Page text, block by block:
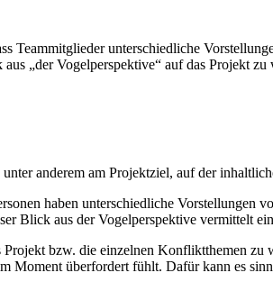
Teammitglieder unterschiedliche
„der Vogelperspektive“ auf das Projekt
anderem am Projektziel, auf der
haben unterschiedliche Vorstellungen
Blick aus der Vogelperspektive vermittelt
bzw. die einzelnen Konfliktthemen zu
Moment überfordert fühlt. Dafür kann es